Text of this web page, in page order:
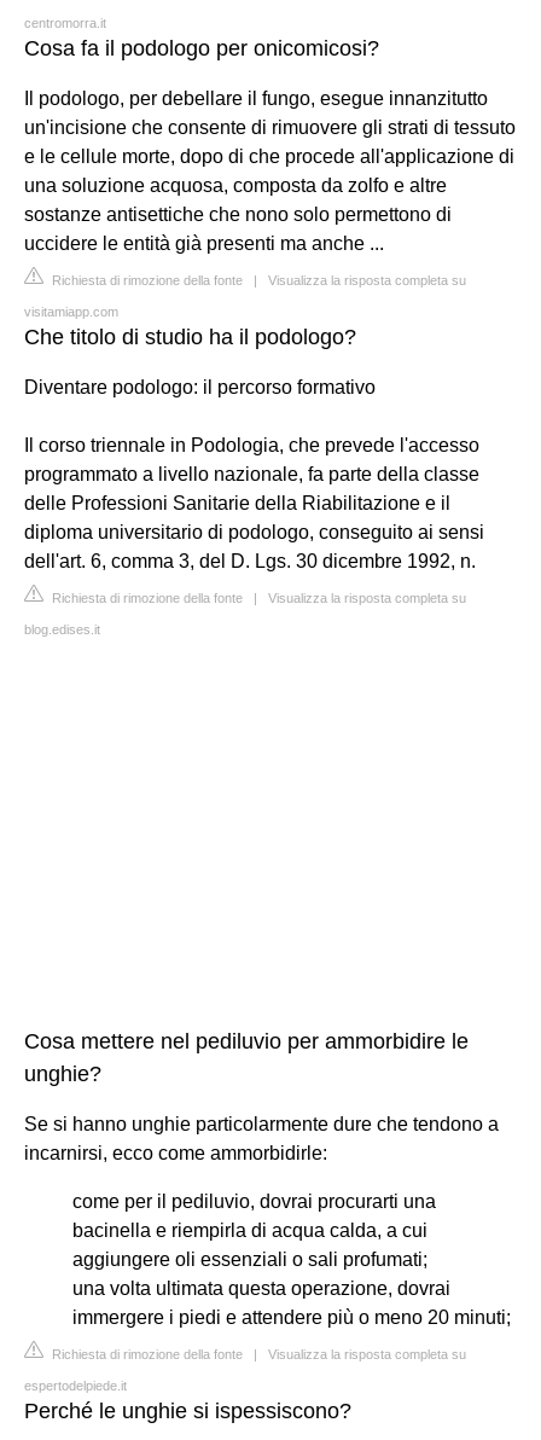
centromorra.it
Cosa fa il podologo per onicomicosi?
Il podologo, per debellare il fungo, esegue innanzitutto
un'incisione che consente di rimuovere gli strati di tessuto
e le cellule morte, dopo di che procede all'applicazione di
una soluzione acquosa, composta da zolfo e altre
sostanze antisettiche che nono solo permettono di
uccidere le entità già presenti ma anche ...
Richiesta di rimozione della fonte | Visualizza la risposta completa su
visitamiapp.com
Che titolo di studio ha il podologo?
Diventare podologo: il percorso formativo
Il corso triennale in Podologia, che prevede l'accesso
programmato a livello nazionale, fa parte della classe
delle Professioni Sanitarie della Riabilitazione e il
diploma universitario di podologo, conseguito ai sensi
dell'art. 6, comma 3, del D. Lgs. 30 dicembre 1992, n.
Richiesta di rimozione della fonte | Visualizza la risposta completa su
blog.edises.it
Cosa mettere nel pediluvio per ammorbidire le
unghie?
Se si hanno unghie particolarmente dure che tendono a
incarnirsi, ecco come ammorbidirle:
come per il pediluvio, dovrai procurarti una
bacinella e riempirla di acqua calda, a cui
aggiungere oli essenziali o sali profumati;
una volta ultimata questa operazione, dovrai
immergere i piedi e attendere più o meno 20 minuti;
Richiesta di rimozione della fonte | Visualizza la risposta completa su
espertodelpiede.it
Perché le unghie si ispessiscono?